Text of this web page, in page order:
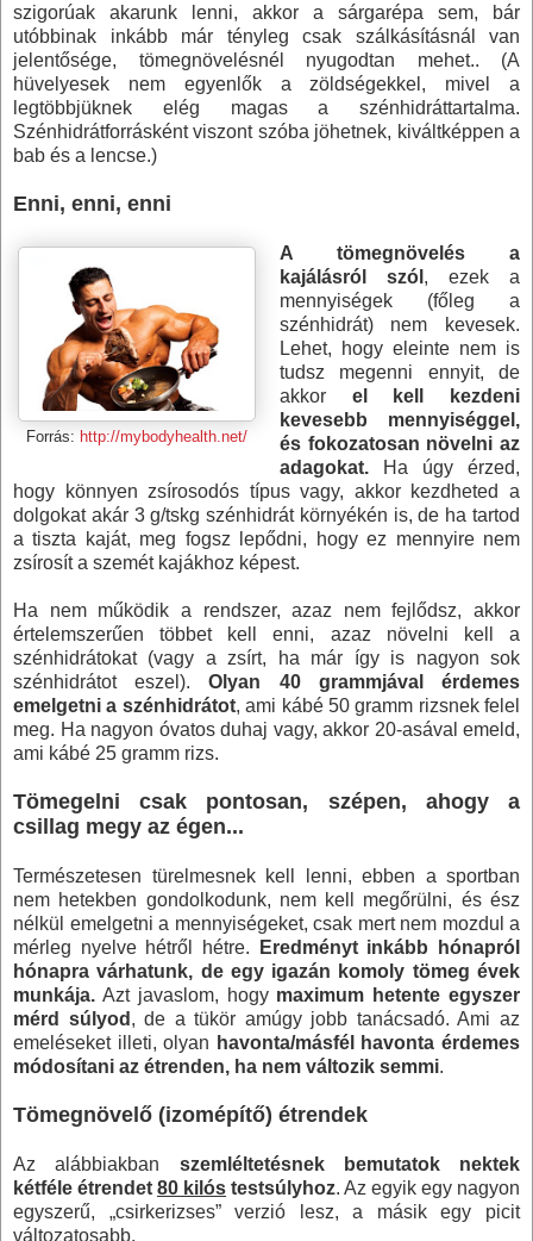
szigorúak akarunk lenni, akkor a sárgarépa sem, bár
utóbbinak inkább már tényleg csak szálkásításnál van
jelentősége, tömegnövelésnél nyugodtan mehet.. (A
hüvelyesek nem egyenlők a zöldségekkel, mivel a
legtöbbjüknek elég magas a szénhidráttartalma.
Szénhidrátforrásként viszont szóba jöhetnek, kiváltképpen a
bab és a lencse.)
Enni, enni, enni
Forrás: http://mybodyhealth.net/
A tömegnövelés a
kajálásról szól , ezek a
mennyiségek (főleg a
szénhidrát) nem kevesek.
Lehet, hogy eleinte nem is
tudsz megenni ennyit, de
akkor el kell kezdeni
kevesebb mennyiséggel,
és fokozatosan növelni az
adagokat.Ha úgy érzed,
hogy könnyen zsírosodós típus vagy, akkor kezdheted a
dolgokat akár 3 g/tskg szénhidrát környékén is, de ha tartod
a tiszta kaját, meg fogsz lepődni, hogy ez mennyire nem
zsírosít a szemét kajákhoz képest.
Ha nem működik a rendszer, azaz nem fejlődsz, akkor
értelemszerűen többet kell enni, azaz növelni kell a
szénhidrátokat (vagy a zsírt, ha már így is nagyon sok
szénhidrátot eszel).Olyan 40 grammjával érdemes
emelgetni a szénhidrátot, ami kábé 50 gramm rizsnek felel
meg. Ha nagyon óvatos duhaj vagy, akkor 20-asával emeld,
ami kábé 25 gramm rizs.
Tömegelni csak pontosan, szépen, ahogy a
csillag megy az égen...
Természetesen türelmesnek kell lenni, ebben a sportban
nem hetekben gondolkodunk, nem kell megőrülni, és ész
nélkül emelgetni a mennyiségeket, csak mert nem mozdul a
mérleg nyelve hétről hétre.
Eredményt inkább hónapról
hónapra várhatunk, de egy igazán komoly tömeg évek
munkája. Azt javaslom, hogy maximum hetente egyszer
mérd súlyod , de a tükör amúgy jobb tanácsadó. Ami az
emeléseket illeti, olyan havonta/másfél havonta érdemes
módosítani az étrenden, ha nem változik semmi.
Tömegnövelő (izomépítő) étrendek
Az alábbiakban szemléltetésnek bemutatok nektek
kétféle étrendet 80 kilós testsúlyhoz. Az egyik egy nagyon
egyszerű, „csirkerizses” verzió lesz, a másik egy picit
változatosabb.